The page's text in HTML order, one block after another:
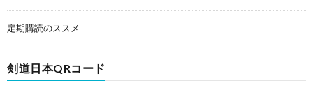
定期購読のススメ
剣道日本QRコード